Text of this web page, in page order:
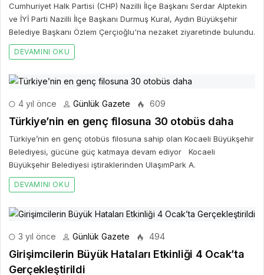
Cumhuriyet Halk Partisi (CHP) Nazilli İlçe Başkanı Serdar Alptekin
ve İYİ Parti Nazilli İlçe Başkanı Durmuş Kural, Aydın Büyükşehir
Belediye Başkanı Özlem Çerçioğlu'na nezaket ziyaretinde bulundu.
DEVAMINI OKU
4 yıl önce Günlük Gazete 609
Türkiye’nin en genç filosuna 30 otobüs daha
Türkiye’nin en genç otobüs filosuna sahip olan Kocaeli Büyükşehir
Belediyesi, gücüne güç katmaya devam ediyor Kocaeli
Büyükşehir Belediyesi iştiraklerinden UlaşımPark A.
DEVAMINI OKU
3 yıl önce Günlük Gazete 494
Girişimcilerin Büyük Hataları Etkinliği 4 Ocak’ta
Gerçekleştirildi